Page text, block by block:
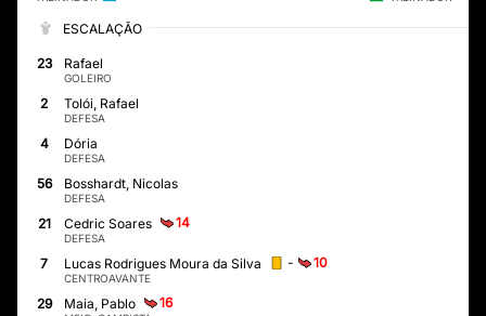
ESCALAÇÃO
23 Rafael
GOLEIRO
2 Tolói, Rafael
DEFESA
4 Dória
DEFESA
56 Bosshardt, Nicolas
DEFESA
21 Cedric Soares 14
DEFESA
7 Lucas Rodrigues Moura da Silva - 10
CENTROAVANTE
29 Maia, Pablo 16